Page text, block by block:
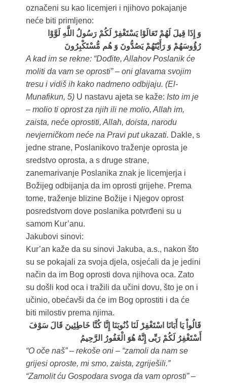
označeni su kao licemjeri i njihovo pokajanje
neće biti primljeno:
وَ إِذَا قِيلَ لَهُمْ تَعَالَوْا يَسْتَغْفِرْ لَكُمْ رَسُولُ اللَّهِ لَوَّوْا
رُؤُوسَهُمْ وَ رَأَيْتَهُمْ يَصُدُّونَ وَ هُم مُّسْتَكْبِرُونَ
A kad im se rekne: “Dođite, Allahov Poslanik će
moliti da vam se oprosti” – oni glavama svojim
tresu i vidiš ih kako nadmeno odbijaju. (El-
Munafikun, 5)U nastavu ajeta se kaže: Isto im je
– molio ti oprost za njih ili ne molio, Allah im,
zaista, neće oprostiti, Allah, doista, narodu
nevjerničkom neće na Pravi put ukazati. Dakle, s
jedne strane, Poslanikovo traženje oprosta je
sredstvo oprosta, a s druge strane,
zanemarivanje Poslanika znak je licemjerja i
Božijeg odbijanja da im oprosti grijehe. Prema
tome, traženje blizine Božije i Njegov oprost
posredstvom dove poslanika potvrđeni su u
samom Kur’anu.
Jakubovi sinovi:
Kur’an kaže da su sinovi Jakuba, a.s., nakon što
su se pokajali za svoja djela, osjećali da je jedini
način da im Bog oprosti dova njihova oca. Zato
su došli kod oca i tražili da učini dovu, što je on i
učinio, obećavši da će im Bog oprostiti i da će
biti milostiv prema njima.
قَالُواْ يَا أَبَانَا اسْتَغْفِرْ لَنَا ذُنُوبَنَا إِنَّا كُنَّا خَاطِئِينَ قَالَ سَوْفَ
أَسْتَغْفِرُ‌ لَكُمْ رَ‌بِّى إِنَّهُ هُوَ الْغَفُورُ‌ الرَّ‌حِيمُ
“O oče naš” – rekoše oni – “zamoli da nam se
grijesi oproste, mi smo, zaista, zgriješili.”
“Zamolit ću Gospodara svoga da vam oprosti” –